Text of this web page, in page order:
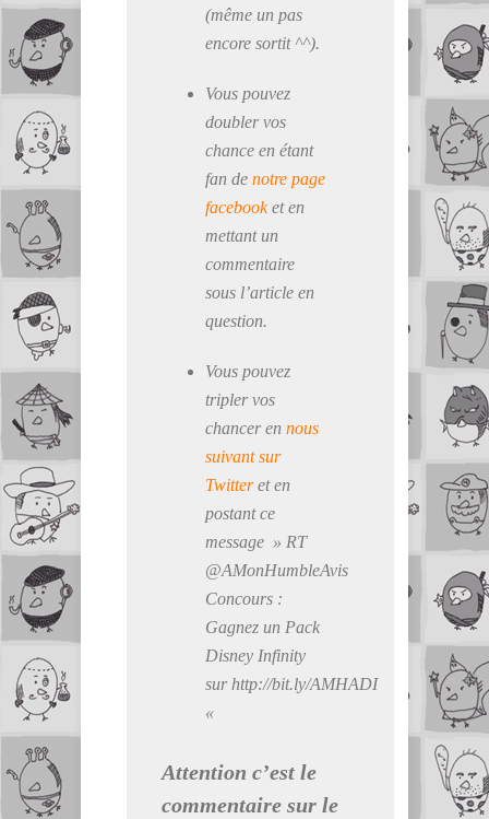
(même un pas
encore sortit ^^).
Vous pouvez
doubler vos
chance en étant
fan de notre page
facebooket en
mettant un
commentaire
sous l’article en
question.
Vous pouvez
tripler vos
chancer en nous
suivant sur
Twitteret en
postant ce
message » RT
@AMonHumbleAvis
Concours :
Gagnez un Pack
Disney Infinity
sur http://bit.ly/AMHADI
«
Attention c’est le
commentaire sur le